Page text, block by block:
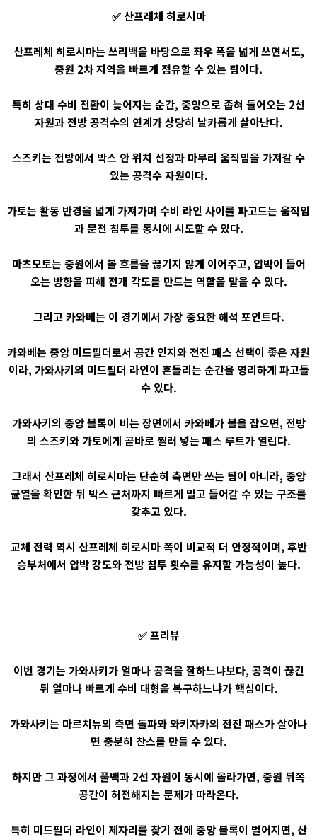
✅ 산프레체 히로시마
산프레체 히로시마는 쓰리백을 바탕으로 좌우 폭을 넓게 쓰면서도,
중원 2차 지역을 빠르게 점유할 수 있는 팀이다.
특히 상대 수비 전환이 늦어지는 순간, 중앙으로 좁혀 들어오는 2선
자원과 전방 공격수의 연계가 상당히 날카롭게 살아난다.
스즈키는 전방에서 박스 안 위치 선정과 마무리 움직임을 가져갈 수
있는 공격수 자원이다.
가토는 활동 반경을 넓게 가져가며 수비 라인 사이를 파고드는 움직임
과 문전 침투를 동시에 시도할 수 있다.
마츠모토는 중원에서 볼 흐름을 끊기지 않게 이어주고, 압박이 들어
오는 방향을 피해 전개 각도를 만드는 역할을 맡을 수 있다.
그리고 카와베는 이 경기에서 가장 중요한 해석 포인트다.
카와베는 중앙 미드필더로서 공간 인지와 전진 패스 선택이 좋은 자원
이라, 가와사키의 미드필더 라인이 흔들리는 순간을 영리하게 파고들
수 있다.
가와사키의 중앙 블록이 비는 장면에서 카와베가 볼을 잡으면, 전방
의 스즈키와 가토에게 곧바로 찔러 넣는 패스 루트가 열린다.
그래서 산프레체 히로시마는 단순히 측면만 쓰는 팀이 아니라, 중앙
균열을 확인한 뒤 박스 근처까지 빠르게 밀고 들어갈 수 있는 구조를
갖추고 있다.
교체 전력 역시 산프레체 히로시마 쪽이 비교적 더 안정적이며, 후반
승부처에서 압박 강도와 전방 침투 횟수를 유지할 가능성이 높다.
✅ 프리뷰
이번 경기는 가와사키가 얼마나 공격을 잘하느냐보다, 공격이 끊긴
뒤 얼마나 빠르게 수비 대형을 복구하느냐가 핵심이다.
가와사키는 마르치뉴의 측면 돌파와 와키자카의 전진 패스가 살아나
면 충분히 찬스를 만들 수 있다.
하지만 그 과정에서 풀백과 2선 자원이 동시에 올라가면, 중원 뒤쪽
공간이 허전해지는 문제가 따라온다.
특히 미드필더 라인이 제자리를 찾기 전에 중앙 블록이 벌어지면, 산